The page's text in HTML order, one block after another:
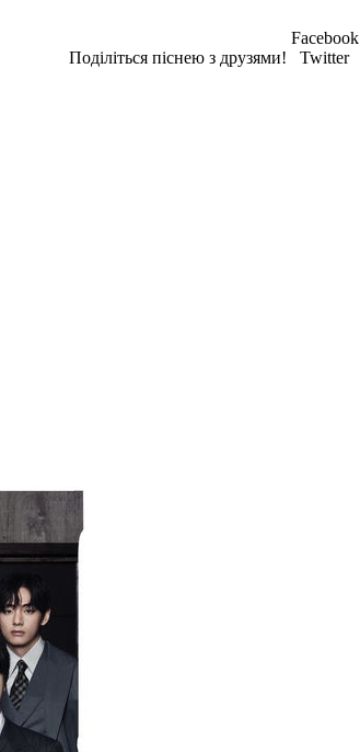
Поділіться піснею з друзями!
Facebook
Twitter